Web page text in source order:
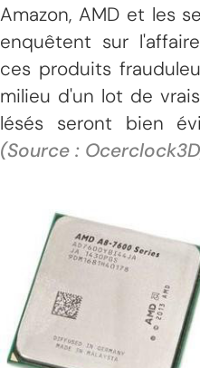
Amazon, AMD et les
enquêtent sur
ces produits
milieu d'un lot de
lésés seront bien
(Source :